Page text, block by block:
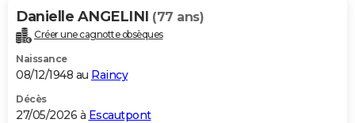
Alimentation
Guide de la santé
Maladies
Médicaments
Sommeil
VOYAGE
Destinations
City break
Voyage nature
Voyage de noces
Forum
Climat
+PHOTO
GUIDES D'ACHAT
BONS PLANS
Danielle ANGELINI (77 ans)
Créer une cagnotte obsèques
Naissance
08/12/1948 au Raincy
Décès
27/05/2026 à Escautpont